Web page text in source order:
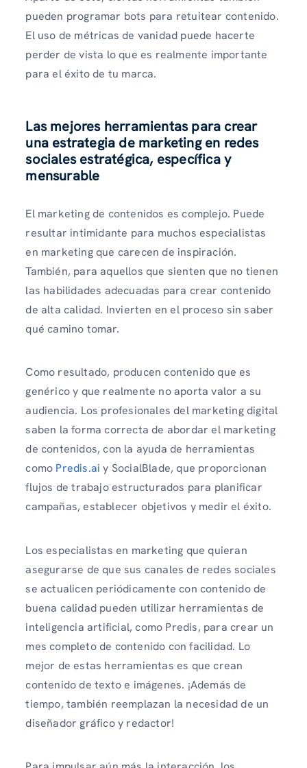
pueden programar bots para retuitear contenido.
El uso de métricas de vanidad puede hacerte
perder de vista lo que es realmente importante
para el éxito de tu marca.
Las mejores herramientas para crear
una estrategia de marketing en redes
sociales estratégica, específica y
mensurable
El marketing de contenidos es complejo. Puede
resultar intimidante para muchos especialistas
en marketing que carecen de inspiración.
También, para aquellos que sienten que no tienen
las habilidades adecuadas para crear contenido
de alta calidad. Invierten en el proceso sin saber
qué camino tomar.
Como resultado, producen contenido que es
genérico y que realmente no aporta valor a su
audiencia. Los profesionales del marketing digital
saben la forma correcta de abordar el marketing
de contenidos, con la ayuda de herramientas
como Predis.ai y SocialBlade, que proporcionan
flujos de trabajo estructurados para planificar
campañas, establecer objetivos y medir el éxito.
Los especialistas en marketing que quieran
asegurarse de que sus canales de redes sociales
se actualicen periódicamente con contenido de
buena calidad pueden utilizar herramientas de
inteligencia artificial, como Predis, para crear un
mes completo de contenido con facilidad. Lo
mejor de estas herramientas es que crean
contenido de texto e imágenes. ¡Además de
tiempo, también reemplazan la necesidad de un
diseñador gráfico y redactor!